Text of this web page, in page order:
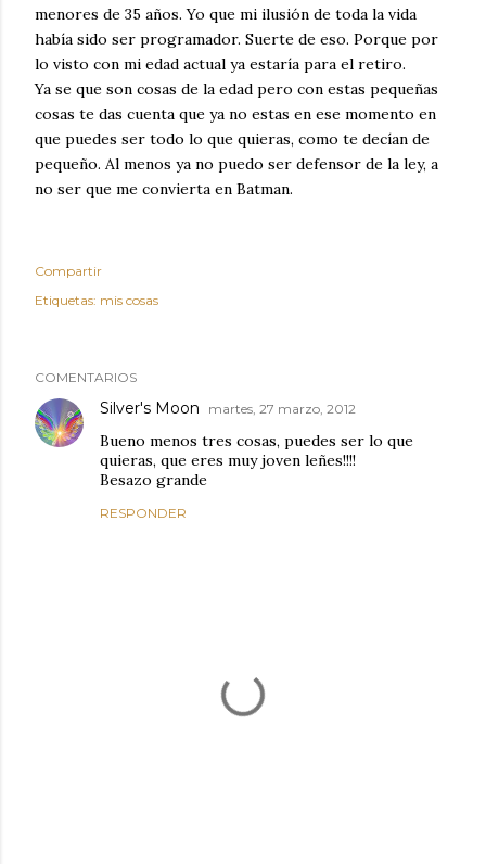
menores de 35 años. Yo que mi ilusión de toda la vida
había sido ser programador. Suerte de eso. Porque por
lo visto con mi edad actual ya estaría para el retiro.
Ya se que son cosas de la edad pero con estas pequeñas
cosas te das cuenta que ya no estas en ese momento en
que puedes ser todo lo que quieras, como te decían de
pequeño. Al menos ya no puedo ser defensor de la ley, a
no ser que me convierta en Batman.
Compartir
Etiquetas: mis cosas
COMENTARIOS
Silver's Moon martes, 27 marzo, 2012
Bueno menos tres cosas, puedes ser lo que
quieras, que eres muy joven leñes!!!!
Besazo grande
RESPONDER